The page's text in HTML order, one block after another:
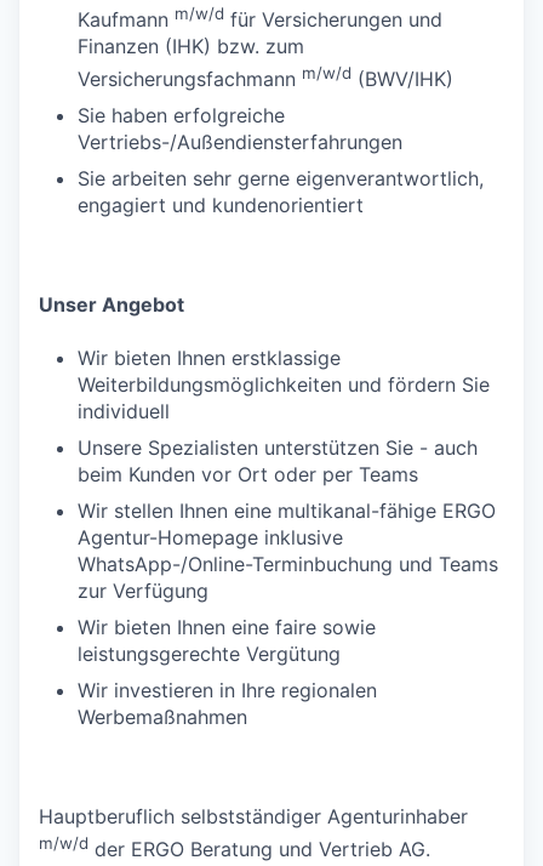
Kaufmann m/w/d für Versicherungen und
Finanzen (IHK) bzw. zum
Versicherungsfachmann m/w/d (BWV/IHK)
Sie haben erfolgreiche
Vertriebs-/Außendiensterfahrungen
Sie arbeiten sehr gerne eigenverantwortlich,
engagiert und kundenorientiert
Unser Angebot
Wir bieten Ihnen erstklassige
Weiterbildungsmöglichkeiten und fördern Sie
individuell
Unsere Spezialisten unterstützen Sie - auch
beim Kunden vor Ort oder per Teams
Wir stellen Ihnen eine multikanal-fähige ERGO
Agentur-Homepage inklusive
WhatsApp-/Online-Terminbuchung und Teams
zur Verfügung
Wir bieten Ihnen eine faire sowie
leistungsgerechte Vergütung
Wir investieren in Ihre regionalen
Werbemaßnahmen
Hauptberuflich selbstständiger Agenturinhaber
m/w/d der ERGO Beratung und Vertrieb AG.